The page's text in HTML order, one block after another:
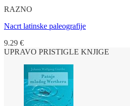
RAZNO
Nacrt latinske paleografije
9.29 €
UPRAVO PRISTIGLE KNJIGE